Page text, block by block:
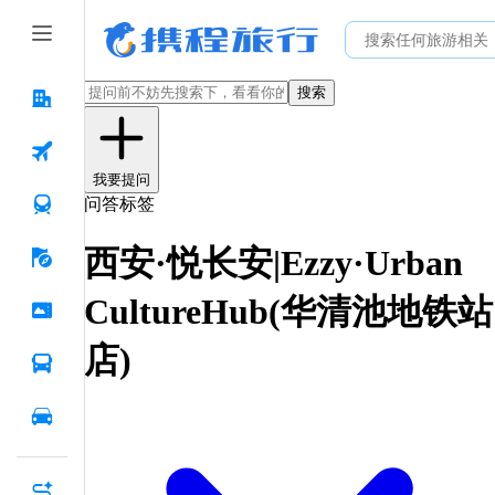
搜索
我要提问
问答标签
西安·悦长安|Ezzy·Urban
CultureHub(华清池地铁站
店)